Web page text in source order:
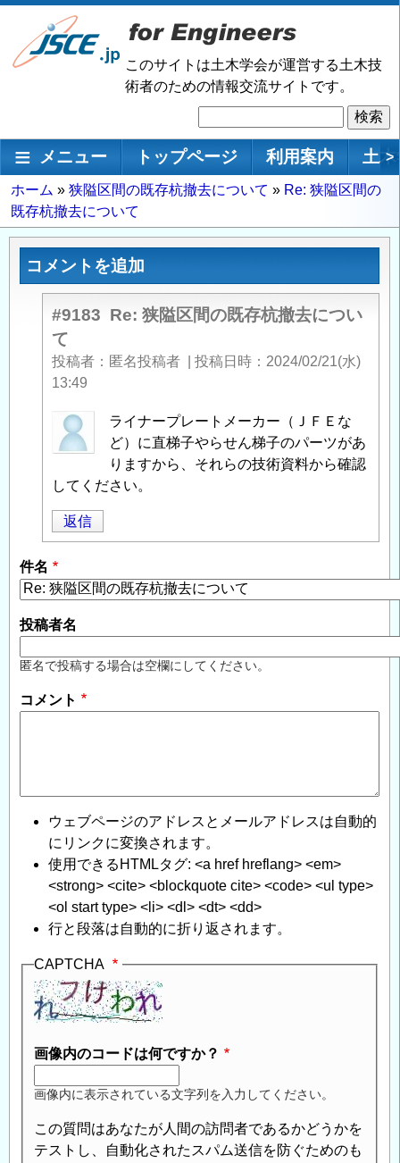
メ
ン
移
動
このサイトは土木学会が運営する土木技
術者のための情報交流サイトです。
索
メインナビゲーション
メニュー トップページ 利用案内 土 >
パ
ン
く
ホーム 狭隘区間の既存杭撤去について
Re: 狭隘区間の
既存杭撤去について
コメントを追加
#9183 Re: 狭隘区間の既存杭撤去につい
て
投稿者 匿名投稿者 投稿日時
2024/02/21(水)
13:49
匿
名
稿
者
に
る
「Re:
狭
隘
区
の
に
つ
い
て」
へ
の
返
信
ライナープレートメーカー（ＪＦＥな
ど）に直梯子やらせん梯子のパーツがあ
りますから、それらの技術資料から確認
してください。
返信
件名
投稿者名
匿名で投稿する場合は空欄にしてください。
コメント
ウェブページのアドレスとメールアドレスは自動的
にリンクに変換されます。
使用できるHTMLタグ: <a href hreflang> <em>
<strong> <cite> <blockquote cite> <code> <ul type>
<ol start type> <li> <dl> <dt> <dd>
行と段落は自動的に折り返されます。
CAPTCHA
画像内のコードは何ですか？
画像内に表示されている文字列を入力してください。
この質問はあなたが人間の訪問者であるかどうかを
テストし、自動化されたスパム送信を防ぐためのも